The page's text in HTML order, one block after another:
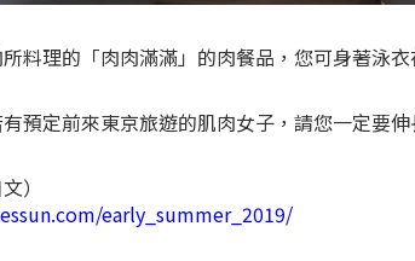
料理的「肉肉滿滿」的肉餐品，您可身著泳
預定前來東京旅遊的肌肉女子，請您一定要
）
early_summer_2019/